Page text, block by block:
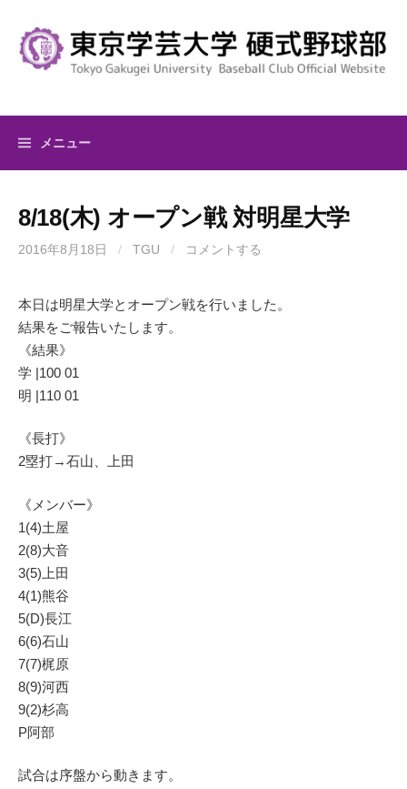
キ
メニュー
8/18(木) オープン戦 対明星大学
2016年8月18日 / TGU / コメントする
本日は明星大学とオープン戦を行いました。
結果をご報告いたします。
《結果》
学 |100 01
明 |110 01
《長打》
2塁打→石山、上田
《メンバー》
1(4)土屋
2(8)大音
3(5)上田
4(1)熊谷
5(D)長江
6(6)石山
7(7)梶原
8(9)河西
9(2)杉高
P阿部
試合は序盤から動きます。